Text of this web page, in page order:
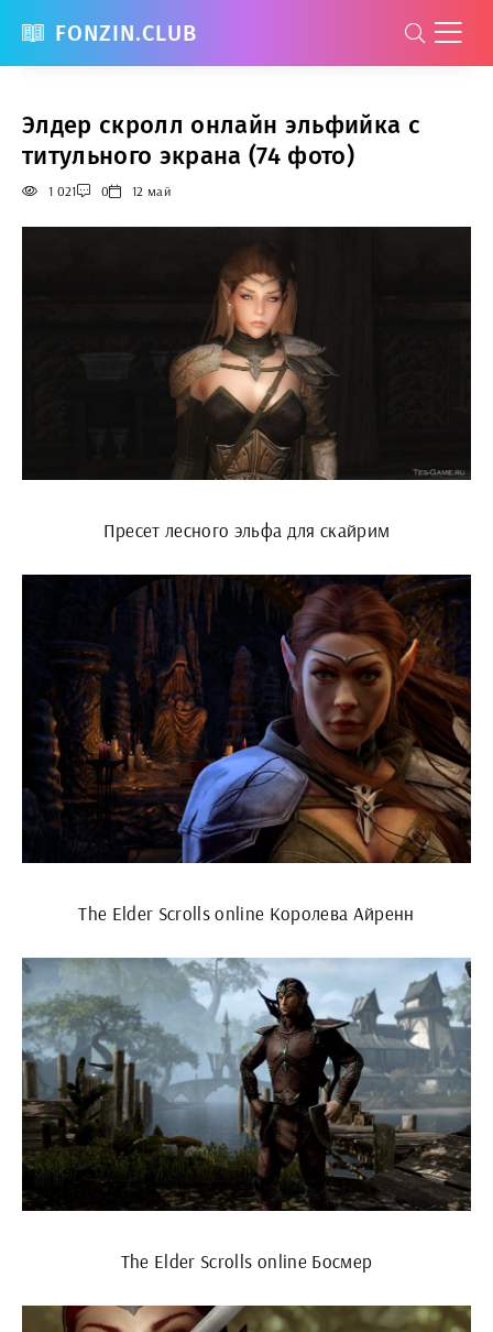
FONZIN.CLUB
Элдер скролл онлайн эльфийка с
титульного экрана (74 фото)
1 021 0 12 май
Пресет лесного эльфа для скайрим
The Elder Scrolls online Королева Айренн
The Elder Scrolls online Босмер